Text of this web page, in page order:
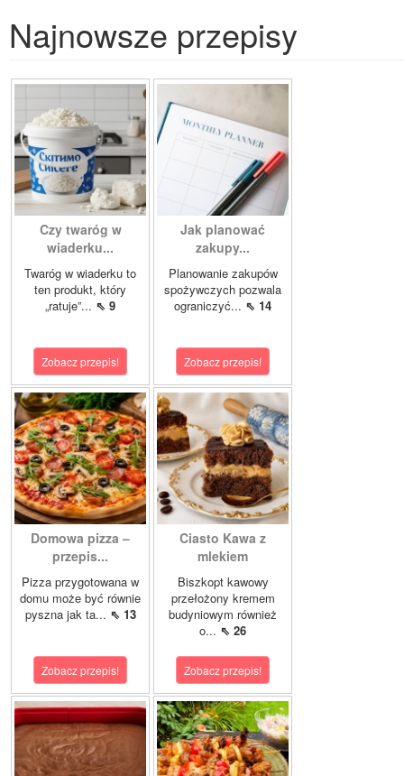
Najnowsze przepisy
Czy twaróg w
wiaderku...
Twaróg w wiaderku to
ten produkt, który
„ratuje”... ⇖ 9
Zobacz przepis!
Jak planować
zakupy...
Planowanie zakupów
spożywczych pozwala
ograniczyć... ⇖ 14
Zobacz przepis!
Domowa pizza –
przepis...
Pizza przygotowana w
domu może być równie
pyszna jak ta... ⇖ 13
Zobacz przepis!
Ciasto Kawa z
mlekiem
Biszkopt kawowy
przełożony kremem
budyniowym również
o... ⇖ 26
Zobacz przepis!